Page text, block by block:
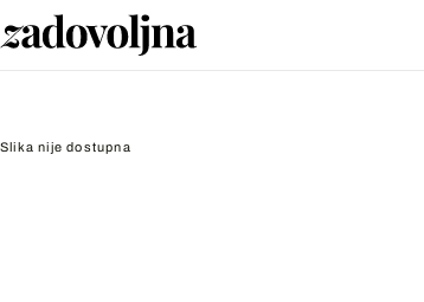
Slika nije dostupna